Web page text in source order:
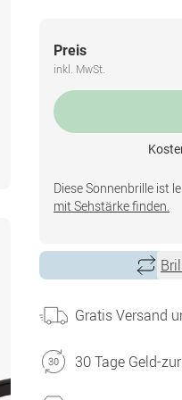
Preis
inkl. MwSt.
Diese Sonnenbrille ist
mit Sehstärke finden.
Gratis Versand
30 Tage Geld-